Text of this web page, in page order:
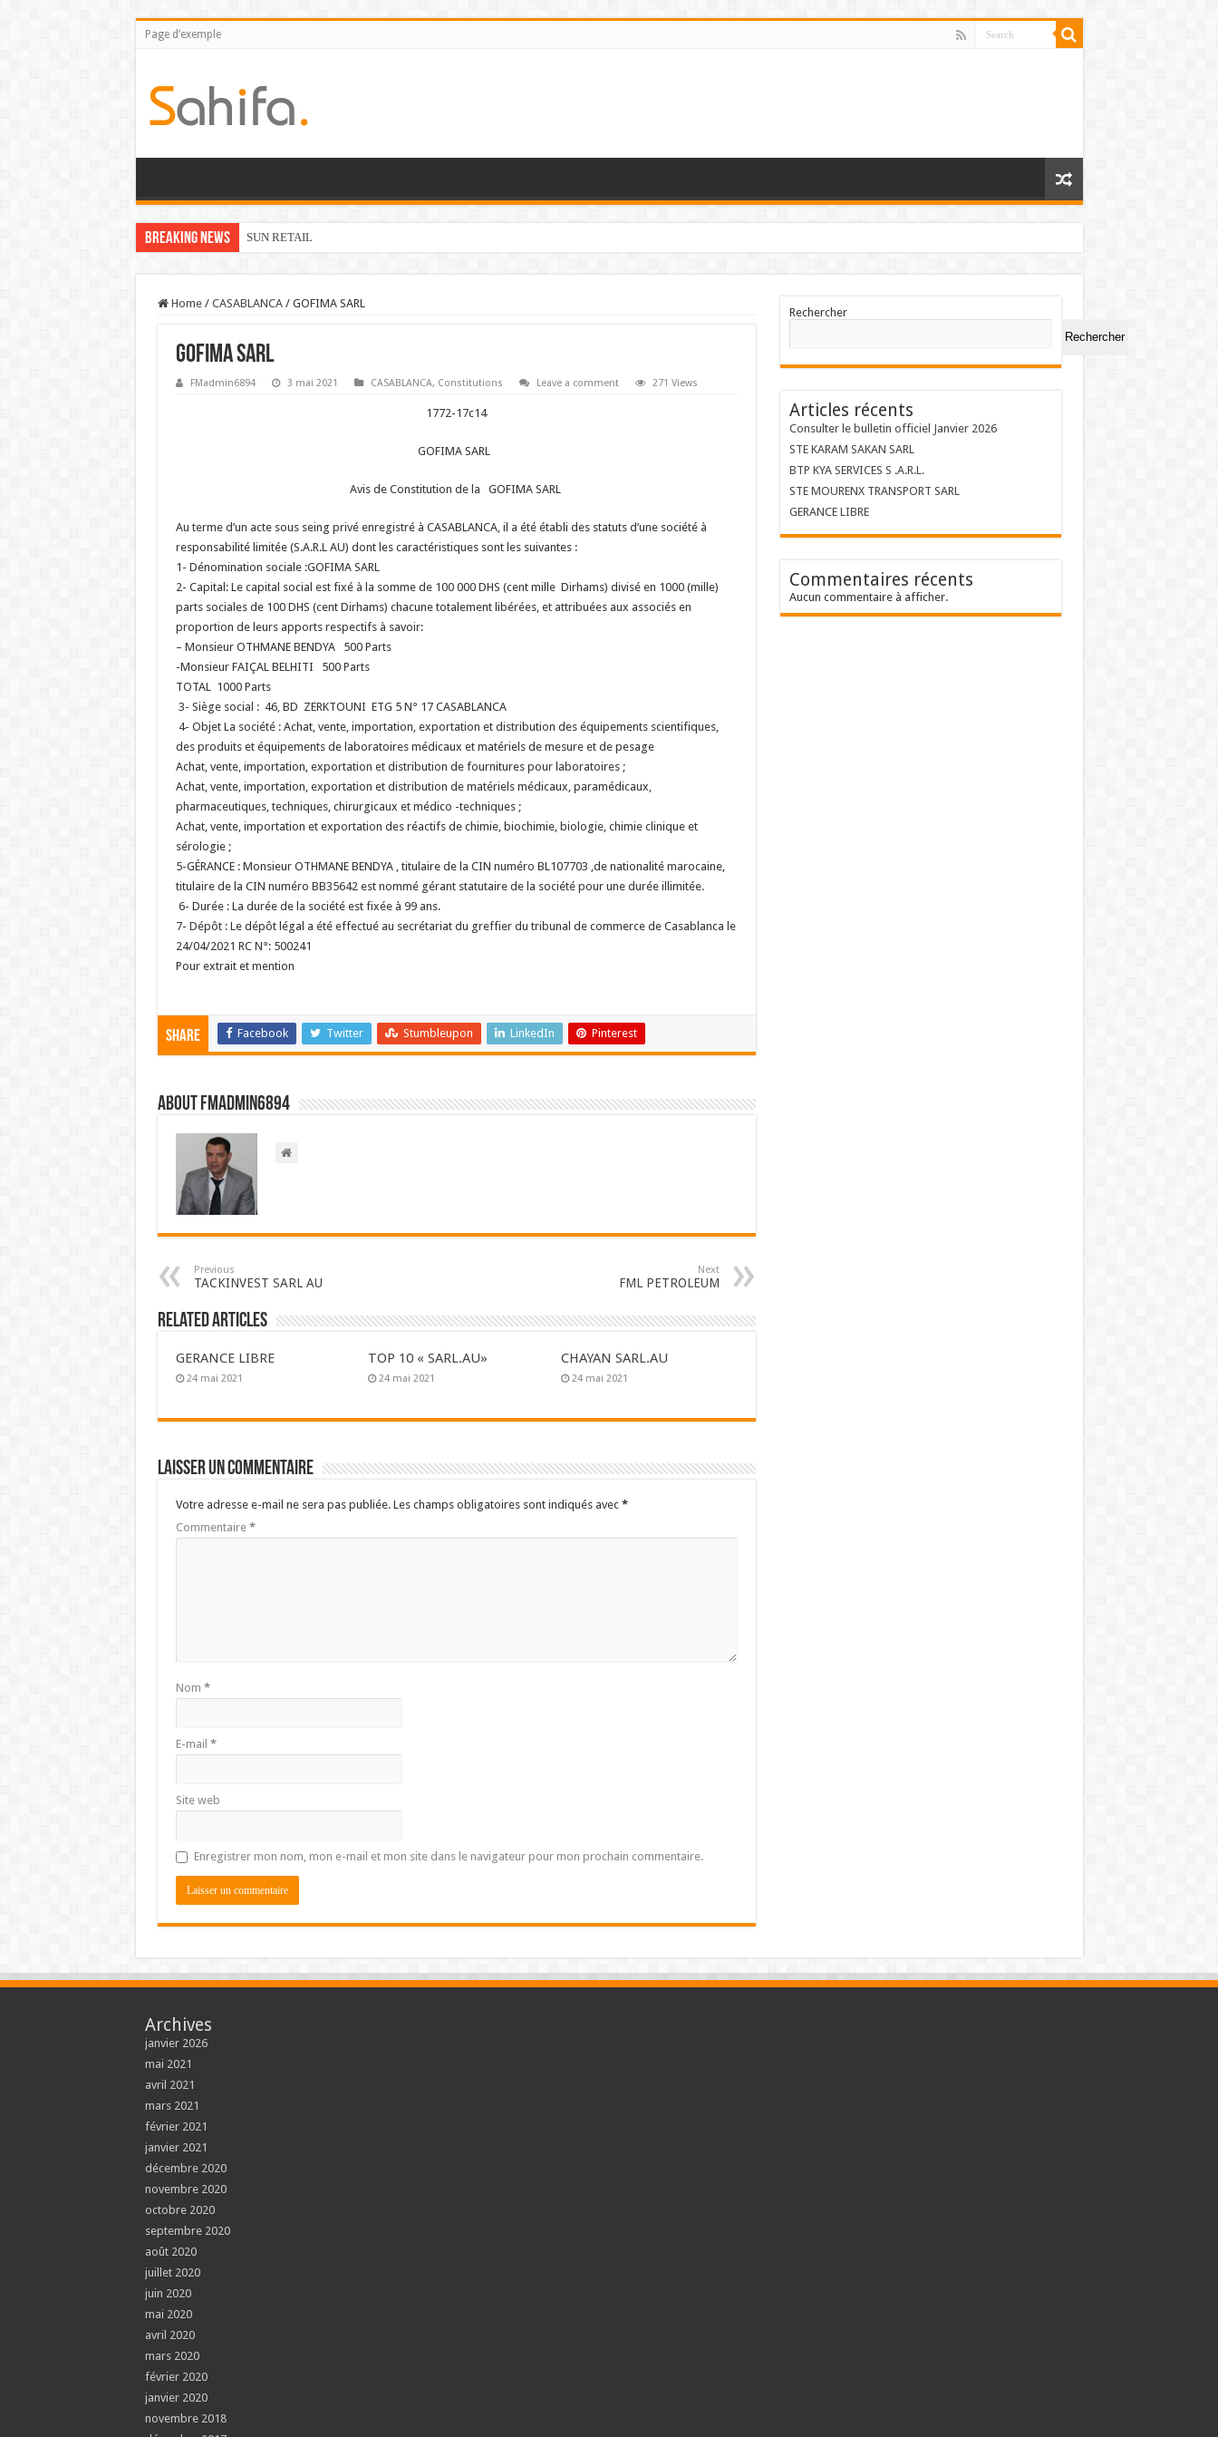
Page d’exemple
Breaking News SUN RETAIL
Home / CASABLANCA / GOFIMA SARL
GOFIMA SARL
FMadmin6894 3 mai 2021 CASABLANCA, Constitutions Leave a comment 271 Views
1772-17c14
GOFIMA SARL
Avis de Constitution de la GOFIMA SARL
Au terme d’un acte sous seing privé enregistré à CASABLANCA, il a été établi des statuts d’une société à
responsabilité limitée (S.A.R.L AU) dont les caractéristiques sont les suivantes :
1- Dénomination sociale :GOFIMA SARL
2- Capital: Le capital social est fixé à la somme de 100 000 DHS (cent mille Dirhams) divisé en 1000 (mille)
parts sociales de 100 DHS (cent Dirhams) chacune totalement libérées, et attribuées aux associés en
proportion de leurs apports respectifs à savoir:
– Monsieur OTHMANE BENDYA 500 Parts
-Monsieur FAIÇAL BELHITI 500 Parts
TOTAL 1000 Parts
3- Siège social : 46, BD ZERKTOUNI ETG 5 N° 17 CASABLANCA
4- Objet La société : Achat, vente, importation, exportation et distribution des équipements scientifiques,
des produits et équipements de laboratoires médicaux et matériels de mesure et de pesage
Achat, vente, importation, exportation et distribution de fournitures pour laboratoires ;
Achat, vente, importation, exportation et distribution de matériels médicaux, paramédicaux,
pharmaceutiques, techniques, chirurgicaux et médico -techniques ;
Achat, vente, importation et exportation des réactifs de chimie, biochimie, biologie, chimie clinique et
sérologie ;
5-GÉRANCE : Monsieur OTHMANE BENDYA , titulaire de la CIN numéro BL107703 ,de nationalité marocaine,
titulaire de la CIN numéro BB35642 est nommé gérant statutaire de la société pour une durée illimitée.
6- Durée : La durée de la société est fixée à 99 ans.
7- Dépôt : Le dépôt légal a été effectué au secrétariat du greffier du tribunal de commerce de Casablanca le
24/04/2021 RC N°: 500241
Pour extrait et mention
Share Facebook Twitter Stumbleupon LinkedIn Pinterest
About FMadmin6894
Previous
TACKINVEST SARL AU
Next
FML PETROLEUM
Related Articles
GERANCE LIBRE
24 mai 2021
TOP 10 « SARL.AU»
24 mai 2021
CHAYAN SARL.AU
24 mai 2021
Laisser un commentaire
Votre adresse e-mail ne sera pas publiée. Les champs obligatoires sont indiqués avec *
Commentaire *
Nom *
E-mail *
Site web
Enregistrer mon nom, mon e-mail et mon site dans le navigateur pour mon prochain commentaire.
Rechercher
Rechercher
Articles récents
Consulter le bulletin officiel Janvier 2026
STE KARAM SAKAN SARL
BTP KYA SERVICES S .A.R.L.
STE MOURENX TRANSPORT SARL
GERANCE LIBRE
Commentaires récents
Aucun commentaire à afficher.
Archives
janvier 2026
mai 2021
avril 2021
mars 2021
février 2021
janvier 2021
décembre 2020
novembre 2020
octobre 2020
septembre 2020
août 2020
juillet 2020
juin 2020
mai 2020
avril 2020
mars 2020
février 2020
janvier 2020
novembre 2018